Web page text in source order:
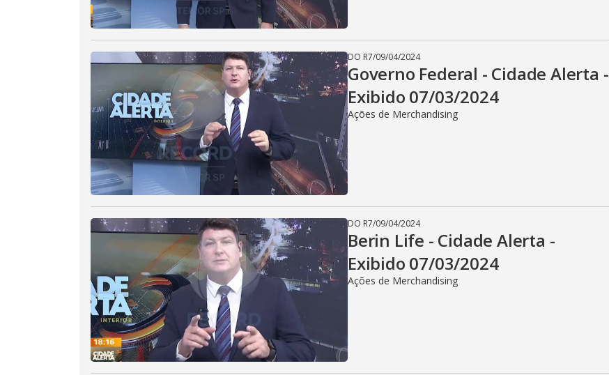
i
d
e
o
DO R7/09/04/2024
Governo Federal - Cidade Alerta -
Exibido 07/03/2024
Ações de Merchandising
DO R7/09/04/2024
Berin Life - Cidade Alerta -
Exibido 07/03/2024
Ações de Merchandising